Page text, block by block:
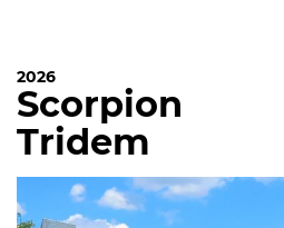
2026
Scorpion
Tridem